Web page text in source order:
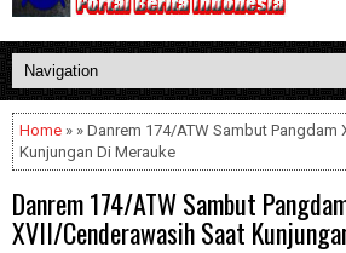
Home » » Danrem 174/ATW Sambut Pangdam
Kunjungan Di Merauke
Danrem 174/ATW Sambut
XVII/Cenderawasih Saat